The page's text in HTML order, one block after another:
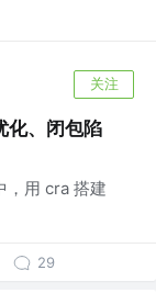
关注
化、闭包陷
，用 cra 搭建
29